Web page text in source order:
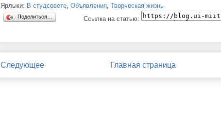
Ярлыки: В студсовете Объявления Творческая жизнь
Ссылка на статью:
Поделиться…
Следующее Главная страница